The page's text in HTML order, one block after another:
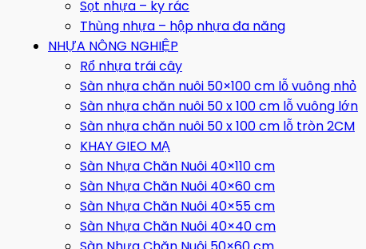
Sọt nhựa – ky rác
Thùng nhựa – hộp nhựa đa năng
NHỰA NÔNG NGHIỆP
Rổ nhựa trái cây
Sàn nhựa chăn nuôi 50×100 cm lỗ vuông nhỏ
Sàn nhựa chăn nuôi 50 x 100 cm lỗ vuông lớn
Sàn nhựa chăn nuôi 50 x 100 cm lỗ tròn 2CM
KHAY GIEO MẠ
Sàn Nhựa Chăn Nuôi 40×110 cm
Sàn Nhựa Chăn Nuôi 40×60 cm
Sàn Nhựa Chăn Nuôi 40×55 cm
Sàn Nhựa Chăn Nuôi 40×40 cm